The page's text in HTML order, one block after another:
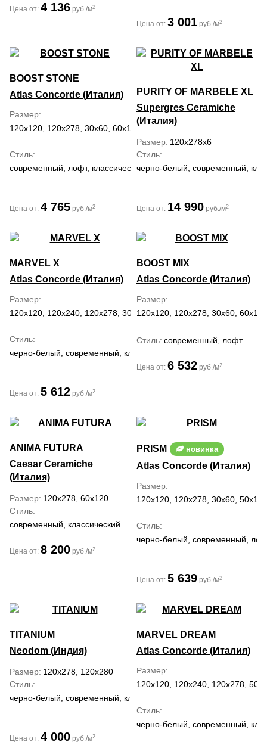
Цена от: 4 136 руб./м2
Цена от: 3 001 руб./м2
BOOST STONE
Atlas Concorde (Италия)
Размер
120x120, 120x278, 30x60, 60x120, 60x60
Стиль
современный, лофт, классический, средиземноморский
Цена от: 4 765 руб./м2
PURITY OF MARBELE XL
Supergres Ceramiche
(Италия)
Размер 120x278x6
Стиль
черно-белый, современный,
Цена от: 14 990 руб./м2
MARVEL X
Atlas Concorde (Италия)
Размер
120x120, 120x240, 120x278, 30x60, 60x120, 60x60, 75x150, 75x75
Стиль
черно-белый, современный, классический, средиземноморский
Цена от: 5 612 руб./м2
BOOST MIX
Atlas Concorde (Италия)
Размер
120x120, 120x278, 30x60,
Стиль современный, лофт
Цена от: 6 532 руб./м2
ANIMA FUTURA
Caesar Ceramiche
(Италия)
Размер 120x278, 60x120
Стиль
современный, классический
Цена от: 8 200 руб./м2
PRISM новинка
Atlas Concorde (Италия)
Размер
120x120, 120x278, 30x60,
Стиль
черно-белый, современный,
Цена от: 5 639 руб./м2
TITANIUM
Neodom (Индия)
Размер 120x278, 120x280
Стиль
черно-белый, современный, классический
Цена от: 4 000 руб./м2
MARVEL DREAM
Atlas Concorde (Италия)
Размер
120x120, 120x240, 120x278,
Стиль
черно-белый, современный,